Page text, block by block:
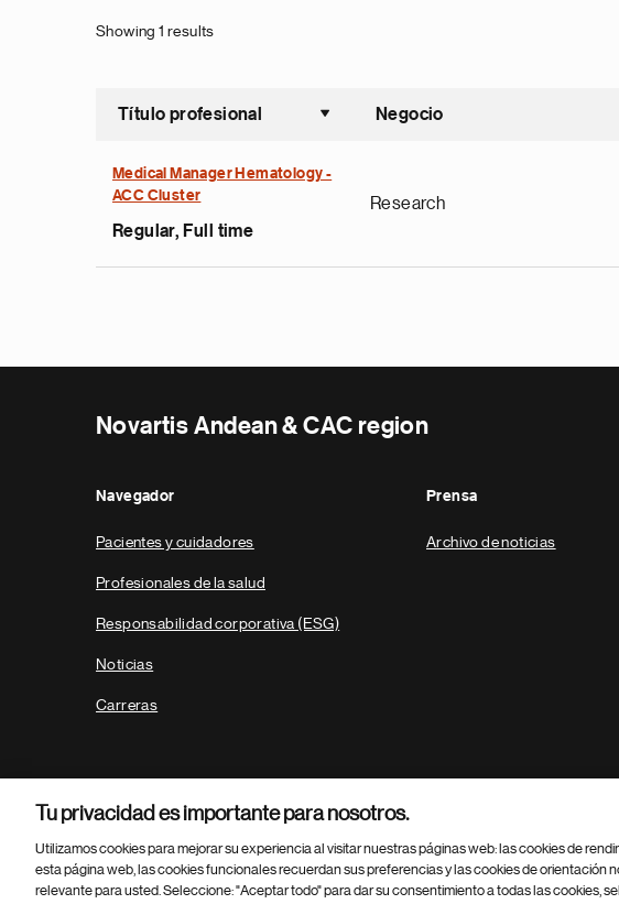
Showing 1 results
Título profesional
Ordenar
Negocio
Medical Manager Hematology -
ACC Cluster
Regular, Full time
Research
Novartis Andean & CAC region
Navegador
Pacientes y cuidadores
Profesionales de la salud
Responsabilidad corporativa (ESG)
Noticias
Carreras
Prensa
Archivo de noticias
Parte
© 2026 Novartis AG
Tu privacidad es importante para nosotros.
Utilizamos cookies para mejorar su experiencia al visitar nuestras páginas web: las cookies de
esta página web, las cookies funcionales recuerdan sus preferencias y las cookies de orientación
relevante para usted. Seleccione: "Aceptar todo" para dar su consentimiento a todas las cookies,